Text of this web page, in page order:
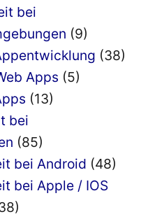
bei
(9)
(38)
Apps (5)
(13)
bei
(85)
bei Android (48)
bei Apple / IOS